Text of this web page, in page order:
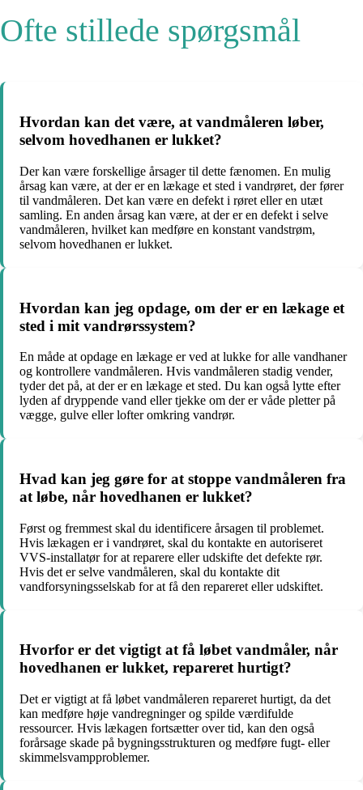
Ofte stillede spørgsmål
Hvordan kan det være, at vandmåleren løber,
selvom hovedhanen er lukket?
Der kan være forskellige årsager til dette fænomen. En mulig
årsag kan være, at der er en lækage et sted i vandrøret, der fører
til vandmåleren. Det kan være en defekt i røret eller en utæt
samling. En anden årsag kan være, at der er en defekt i selve
vandmåleren, hvilket kan medføre en konstant vandstrøm,
selvom hovedhanen er lukket.
Hvordan kan jeg opdage, om der er en lækage et
sted i mit vandrørssystem?
En måde at opdage en lækage er ved at lukke for alle vandhaner
og kontrollere vandmåleren. Hvis vandmåleren stadig vender,
tyder det på, at der er en lækage et sted. Du kan også lytte efter
lyden af dryppende vand eller tjekke om der er våde pletter på
vægge, gulve eller lofter omkring vandrør.
Hvad kan jeg gøre for at stoppe vandmåleren fra
at løbe, når hovedhanen er lukket?
Først og fremmest skal du identificere årsagen til problemet.
Hvis lækagen er i vandrøret, skal du kontakte en autoriseret
VVS-installatør for at reparere eller udskifte det defekte rør.
Hvis det er selve vandmåleren, skal du kontakte dit
vandforsyningsselskab for at få den repareret eller udskiftet.
Hvorfor er det vigtigt at få løbet vandmåler, når
hovedhanen er lukket, repareret hurtigt?
Det er vigtigt at få løbet vandmåleren repareret hurtigt, da det
kan medføre høje vandregninger og spilde værdifulde
ressourcer. Hvis lækagen fortsætter over tid, kan den også
forårsage skade på bygningsstrukturen og medføre fugt- eller
skimmelsvampproblemer.